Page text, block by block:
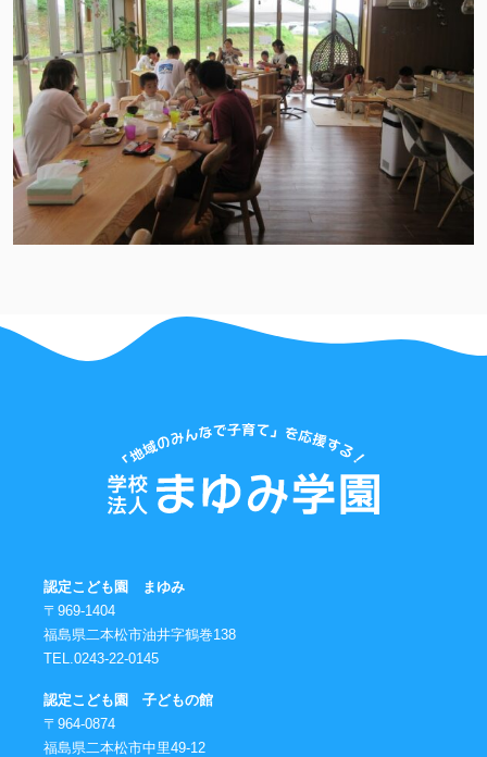
認定こども園 まゆみ
〒969-1404
福島県二本松市油井字鶴巻138
TEL.0243-22-0145
認定こども園 子どもの館
〒964-0874
福島県二本松市中里49-12